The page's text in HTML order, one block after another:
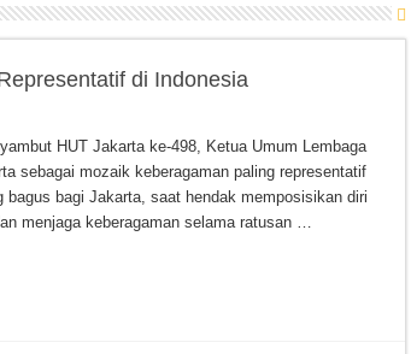
di Indonesia
HUT Jakarta ke-498, Ketua Umum Lembaga
sebagai mozaik keberagaman paling representatif
bagi Jakarta, saat hendak memposisikan diri
menjaga keberagaman selama ratusan …